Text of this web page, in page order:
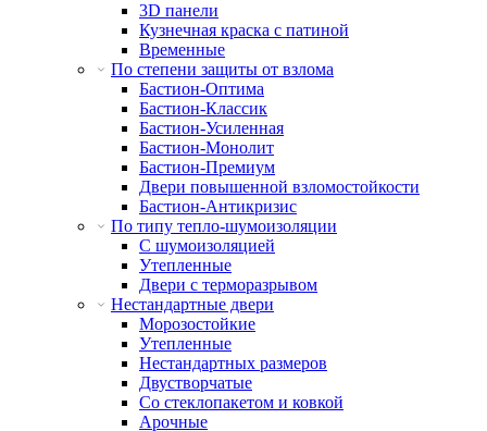
3D панели
Кузнечная краска с патиной
Временные
По степени защиты от взлома
Бастион-Оптима
Бастион-Классик
Бастион-Усиленная
Бастион-Монолит
Бастион-Премиум
Двери повышенной взломостойкости
Бастион-Антикризис
По типу тепло-шумоизоляции
С шумоизоляцией
Утепленные
Двери с терморазрывом
Нестандартные двери
Морозостойкие
Утепленные
Нестандартных размеров
Двустворчатые
Со стеклопакетом и ковкой
Арочные